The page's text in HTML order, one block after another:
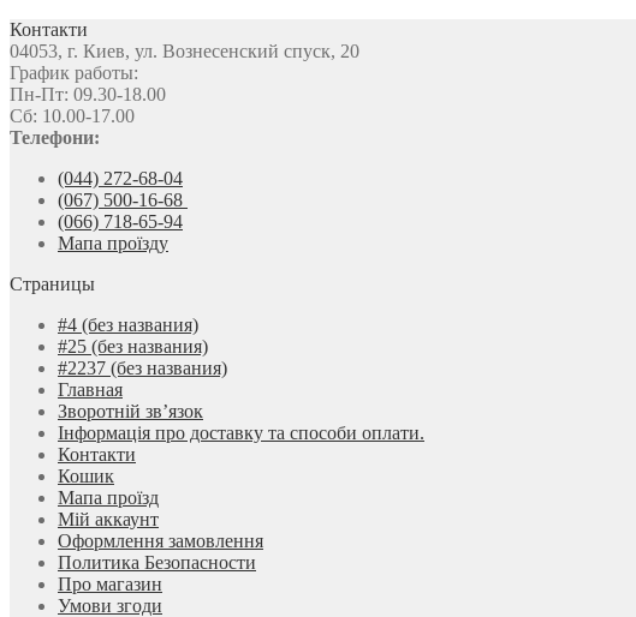
Контакти
04053, г. Киев, ул. Вознесенский спуск, 20
График работы:
Пн-Пт: 09.30-18.00
Сб: 10.00-17.00
Телефони:
(044) 272-68-04
(067) 500-16-68
(066) 718-65-94
Мапа проїзду
Страницы
#4 (без названия)
#25 (без названия)
#2237 (без названия)
Главная
Зворотній зв’язок
Інформація про доставку та способи оплати.
Контакти
Кошик
Мапа проїзд
Мій аккаунт
Оформлення замовлення
Политика Безопасности
Про магазин
Умови згоди